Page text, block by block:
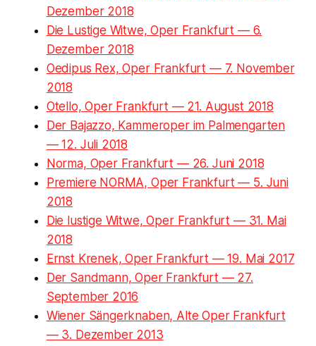
Dezember 2018
Die Lustige Witwe, Oper Frankfurt — 6.
Dezember 2018
Oedipus Rex, Oper Frankfurt — 7. November
2018
Otello, Oper Frankfurt — 21. August 2018
Der Bajazzo, Kammeroper im Palmengarten
— 12. Juli 2018
Norma, Oper Frankfurt — 26. Juni 2018
Premiere NORMA, Oper Frankfurt — 5. Juni
2018
Die lustige Witwe, Oper Frankfurt — 31. Mai
2018
Ernst Krenek, Oper Frankfurt — 19. Mai 2017
Der Sandmann, Oper Frankfurt — 27.
September 2016
Wiener Sängerknaben, Alte Oper Frankfurt
— 3. Dezember 2013